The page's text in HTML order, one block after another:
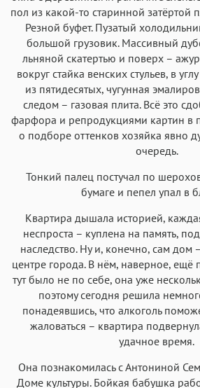
пол из какой-то старинной затёртой
Резной буфет. Пузатый
большой грузовик. Массивный
льняной скатертью и поверх –
вокруг стайка венских стульев, в
из пятидесятых, чугунная
следом – газовая плита. Всё это
фарфора и репродукциями картин в
о подборе оттенков хозяйка явно
очередь.
Тонкий палец постучал по
бумаге и пепел упал в
Квартира дышала историей,
неспроста – куплена на память,
наследство. Ну и, конечно, сам дом
центре города. В нём, наверное, ещё
тут было не по себе, она уже
поэтому сегодня решила
понадеявшись, что алкоголь
жаловаться – квартира
удачное время.
Она познакомилась с Антониной
Доме культуры. Бойкая бабушка